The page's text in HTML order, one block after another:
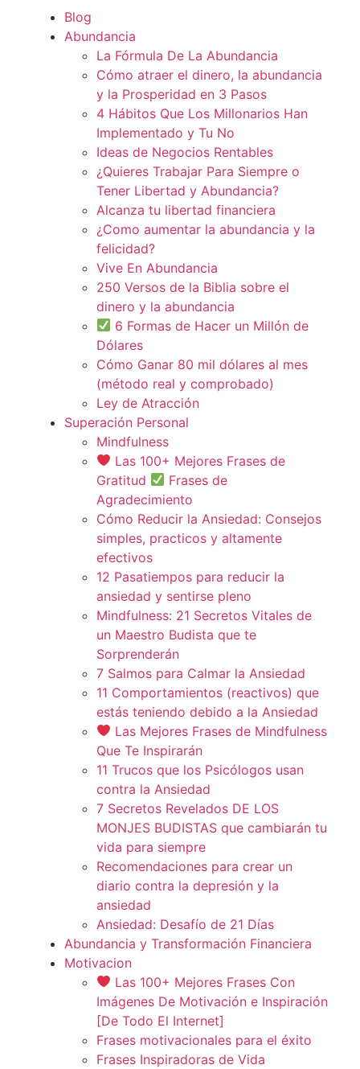
Blog
Abundancia
La Fórmula De La Abundancia
Cómo atraer el dinero, la abundancia
y la Prosperidad en 3 Pasos
4 Hábitos Que Los Millonarios Han
Implementado y Tu No
Ideas de Negocios Rentables
¿Quieres Trabajar Para Siempre o
Tener Libertad y Abundancia?
Alcanza tu libertad financiera
¿Como aumentar la abundancia y la
felicidad?
Vive En Abundancia
250 Versos de la Biblia sobre el
dinero y la abundancia
6 Formas de Hacer un Millón de
Dólares
Cómo Ganar 80 mil dólares al mes
(método real y comprobado)
Ley de Atracción
Superación Personal
Mindfulness
Las 100+ Mejores Frases de
Gratitud
Frases de
Agradecimiento
Cómo Reducir la Ansiedad: Consejos
simples, practicos y altamente
efectivos
12 Pasatiempos para reducir la
ansiedad y sentirse pleno
Mindfulness: 21 Secretos Vitales de
un Maestro Budista que te
Sorprenderán
7 Salmos para Calmar la Ansiedad
11 Comportamientos (reactivos) que
estás teniendo debido a la Ansiedad
Las Mejores Frases de Mindfulness
Que Te Inspirarán
11 Trucos que los Psicólogos usan
contra la Ansiedad
7 Secretos Revelados DE LOS
MONJES BUDISTAS que cambiarán tu
vida para siempre
Recomendaciones para crear un
diario contra la depresión y la
ansiedad
Ansiedad: Desafío de 21 Días
Abundancia y Transformación Financiera
Motivacion
Las 100+ Mejores Frases Con
Imágenes De Motivación e Inspiración
[De Todo El Internet]
Frases motivacionales para el éxito
Frases Inspiradoras de Vida